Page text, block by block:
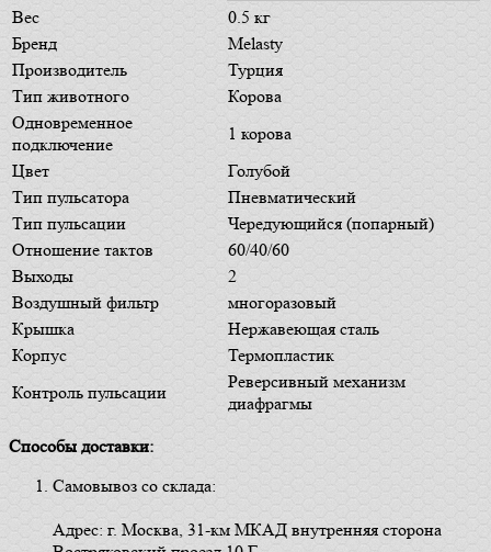
Вес
0.5 кг
Бренд
Melasty
Производитель
Турция
Тип животного
Корова
Одновременное
подключение
1 корова
Цвет
Голубой
Тип пульсатора
Пневматический
Тип пульсации
Чередующийся (попарный)
Отношение тактов
60/40/60
Выходы
2
Воздушный фильтр
многоразовый
Крышка
Нержавеющая сталь
Корпус
Термопластик
Контроль пульсации
Реверсивный механизм
диафрагмы
Способы доставки:
Самовывоз со склада:
Адрес: г. Москва, 31-км МКАД внутренняя сторона